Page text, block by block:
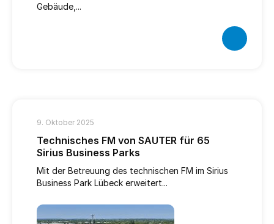
Gebäude,...
9. Oktober 2025
Technisches FM von SAUTER für 65
Sirius Business Parks
Mit der Betreuung des technischen FM im Sirius
Business Park Lübeck erweitert...